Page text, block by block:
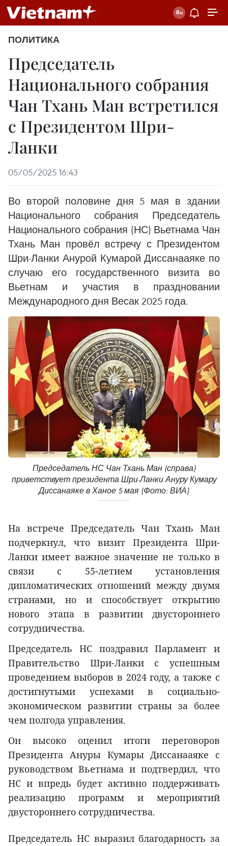
ПОЛИТИКА
Председатель
Национального собрания
Чан Тхань Ман встретился
с Президентом Шри-
Ланки
05/05/2025 16:43
Во второй половине дня 5 мая в здании
Национального собрания Председатель
Национального собрания (НС) Вьетнама Чан
Тхань Ман провёл встречу с Президентом
Шри-Ланки Анурой Кумарой Диссанааяке по
случаю его государственного визита во
Вьетнам и участия в праздновании
Международного дня Весак 2025 года.
Председатель НС Чан Тхань Ман (справа)
приветствует президента Шри-Ланки Ануру Кумару
Диссанаяке в Ханое 5 мая (Фото: ВИА)
На встрече Председатель Чан Тхань Ман
подчеркнул, что визит Президента Шри-
Ланки имеет важное значение не только в
связи с 55-летием установления
дипломатических отношений между двумя
странами, но и способствует открытию
нового этапа в развитии двустороннего
сотрудничества.
Председатель НС поздравил Парламент и
Правительство Шри-Ланки с успешным
проведением выборов в 2024 году, а также с
достигнутыми успехами в социально-
экономическом развитии страны за более
чем полгода управления.
Он высоко оценил итоги переговоров
Президента Ануры Кумары Диссанааяке с
руководством Вьетнама и подтвердил, что
НС и впредь будет активно поддерживать
реализацию программ и мероприятий
двустороннего сотрудничества.
Председатель НС выразил благодарность за